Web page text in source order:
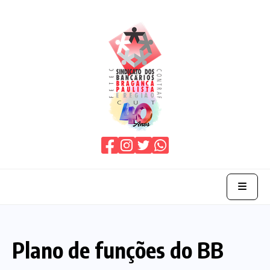
O Sindicato
Plano de funções do BB